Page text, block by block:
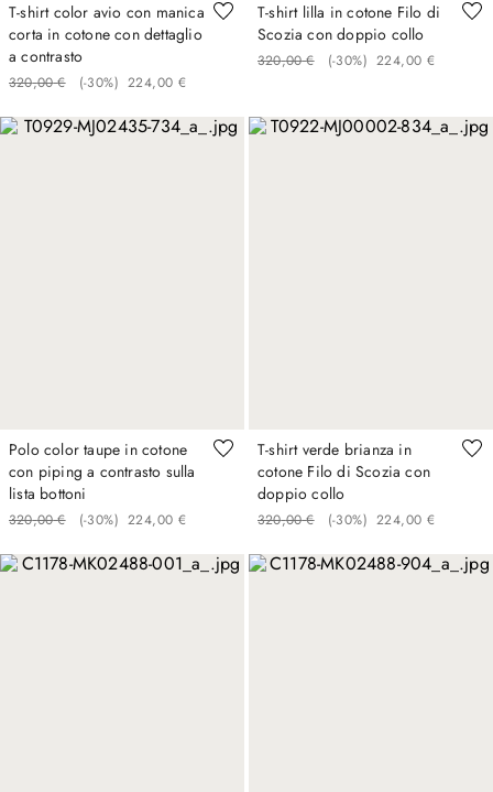
T-shirt color avio con manica
corta in cotone con dettaglio
a contrasto
320,00 € (-30%) 224,00 €
T-shirt lilla in cotone Filo di
Scozia con doppio collo
320,00 € (-30%) 224,00 €
Polo color taupe in cotone
con piping a contrasto sulla
lista bottoni
320,00 € (-30%) 224,00 €
T-shirt verde brianza in
cotone Filo di Scozia con
doppio collo
320,00 € (-30%) 224,00 €